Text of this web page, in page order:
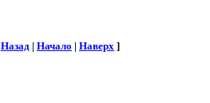
Назад | Начало | Наверх ]